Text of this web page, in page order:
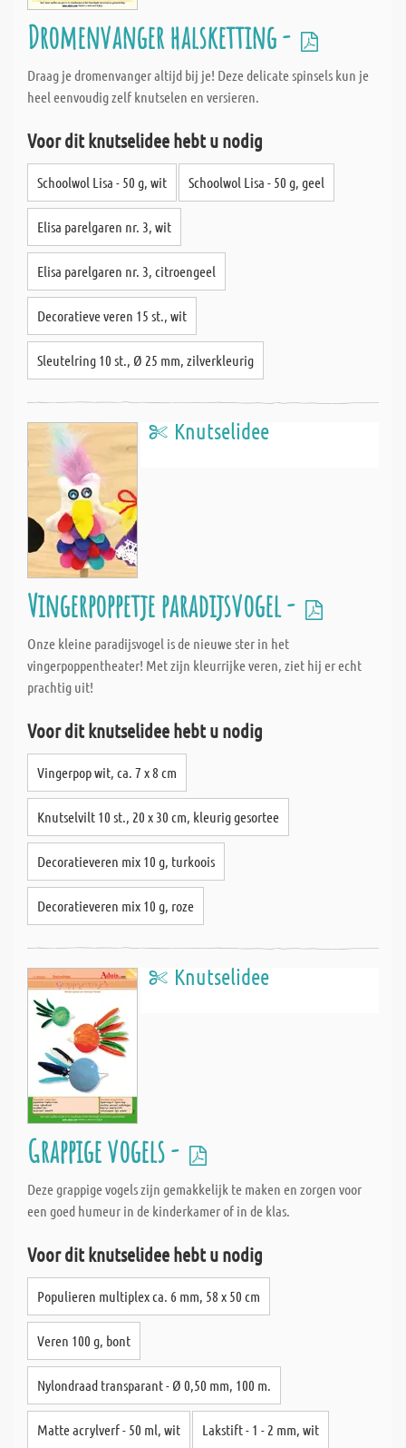
Dromenvanger halsketting -
Draag je dromenvanger altijd bij je! Deze delicate spinsels kun je
heel eenvoudig zelf knutselen en versieren.
Voor dit knutselidee hebt u nodig
Schoolwol Lisa - 50 g, wit Schoolwol Lisa - 50 g, geel
Elisa parelgaren nr. 3, wit
Elisa parelgaren nr. 3, citroengeel
Decoratieve veren 15 st., wit
Sleutelring 10 st., Ø 25 mm, zilverkleurig
Knutselidee
Vingerpoppetje paradijsvogel -
Onze kleine paradijsvogel is de nieuwe ster in het
vingerpoppentheater! Met zijn kleurrijke veren, ziet hij er echt
prachtig uit!
Voor dit knutselidee hebt u nodig
Vingerpop wit, ca. 7 x 8 cm
Knutselvilt 10 st., 20 x 30 cm, kleurig gesortee
Decoratieveren mix 10 g, turkoois
Decoratieveren mix 10 g, roze
Knutselidee
Grappige vogels -
Deze grappige vogels zijn gemakkelijk te maken en zorgen voor
een goed humeur in de kinderkamer of in de klas.
Voor dit knutselidee hebt u nodig
Populieren multiplex ca. 6 mm, 58 x 50 cm
Veren 100 g, bont
Nylondraad transparant - Ø 0,50 mm, 100 m.
Matte acrylverf - 50 ml, wit Lakstift - 1 - 2 mm, wit